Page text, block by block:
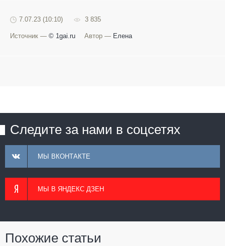
7.07.23 (10:10) 3 835
Источник — © 1gai.ru Автор — Елена
Следите за нами в соцсетях
МЫ ВКОНТАКТЕ
МЫ В ЯНДЕКС ДЗЕН
Похожие статьи